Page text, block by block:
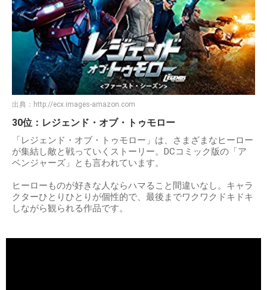
出典： http://ecx.images-amazon.com
30位：レジェンド・オブ・トゥモロー
「レジェンド・オブ・トゥモロー」は、さまざまなヒーロー
が集結し敵と戦っていくストーリー。DCコミック版の「ア
ベンジャーズ」とも言われています。
ヒーローものが好きな人ならハマること間違いなし。キャラ
クターひとりひとりが個性的で、最後までワクワクドキドキ
しながら観られる作品です。